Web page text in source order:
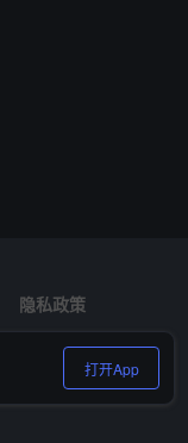
隐私政策
打开App